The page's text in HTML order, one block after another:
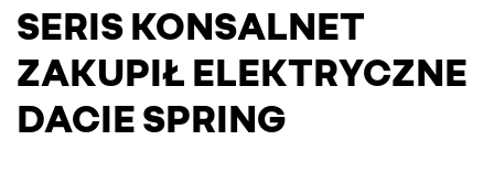
SERIS KONSALNET
ZAKUPIŁ ELEKTRYCZNE
DACIE SPRING